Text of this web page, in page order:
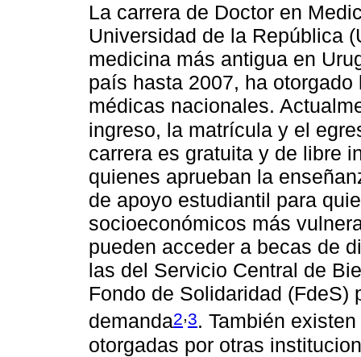
La carrera de Doctor en
Universidad de la República
medicina más antigua en
país hasta 2007, ha
médicas nacionales.
ingreso, la matrícula y el
carrera es gratuita y de libre
quienes aprueban la
de apoyo estudiantil para
socioeconómicos más
pueden acceder a becas de
las del Servicio Central de
Fondo de Solidaridad (FdeS)
demanda2,3. También
otorgadas por otras